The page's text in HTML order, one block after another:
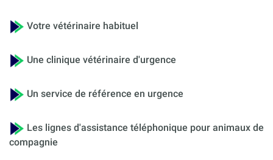
Votre vétérinaire habituel
Une clinique vétérinaire d'urgence
Un service de référence en urgence
Les lignes d'assistance téléphonique pour animaux de
compagnie